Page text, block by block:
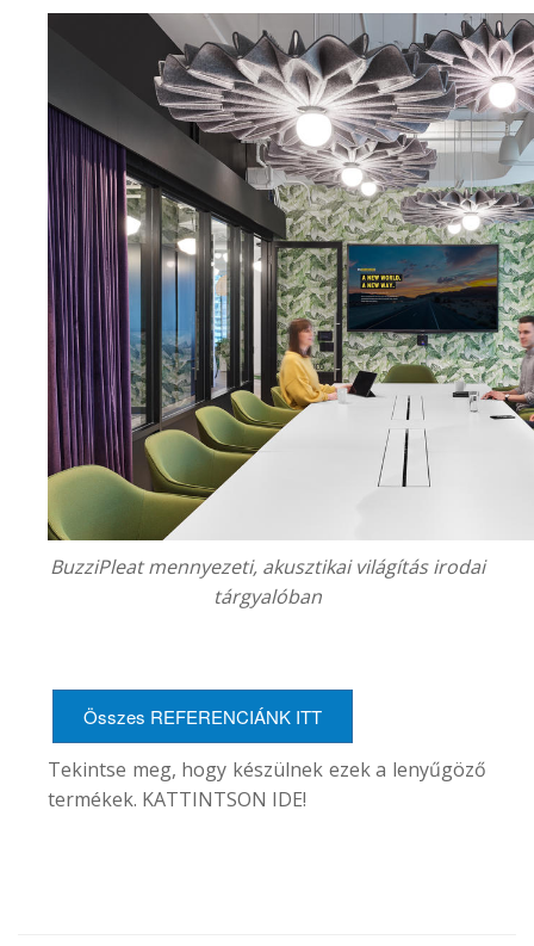
BuzziPleat mennyezeti, akusztikai világítás irodai
tárgyalóban
Összes REFERENCIÁNK ITT
Tekintse meg, hogy készülnek ezek a lenyűgöző
termékek. KATTINTSON IDE!